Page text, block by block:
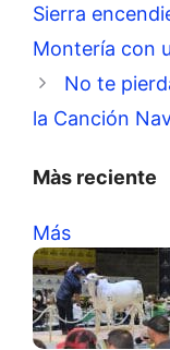
Sierra
Montería con
No te
la Canción
Màs reciente
Más